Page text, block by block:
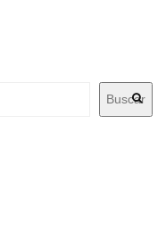
Buscar